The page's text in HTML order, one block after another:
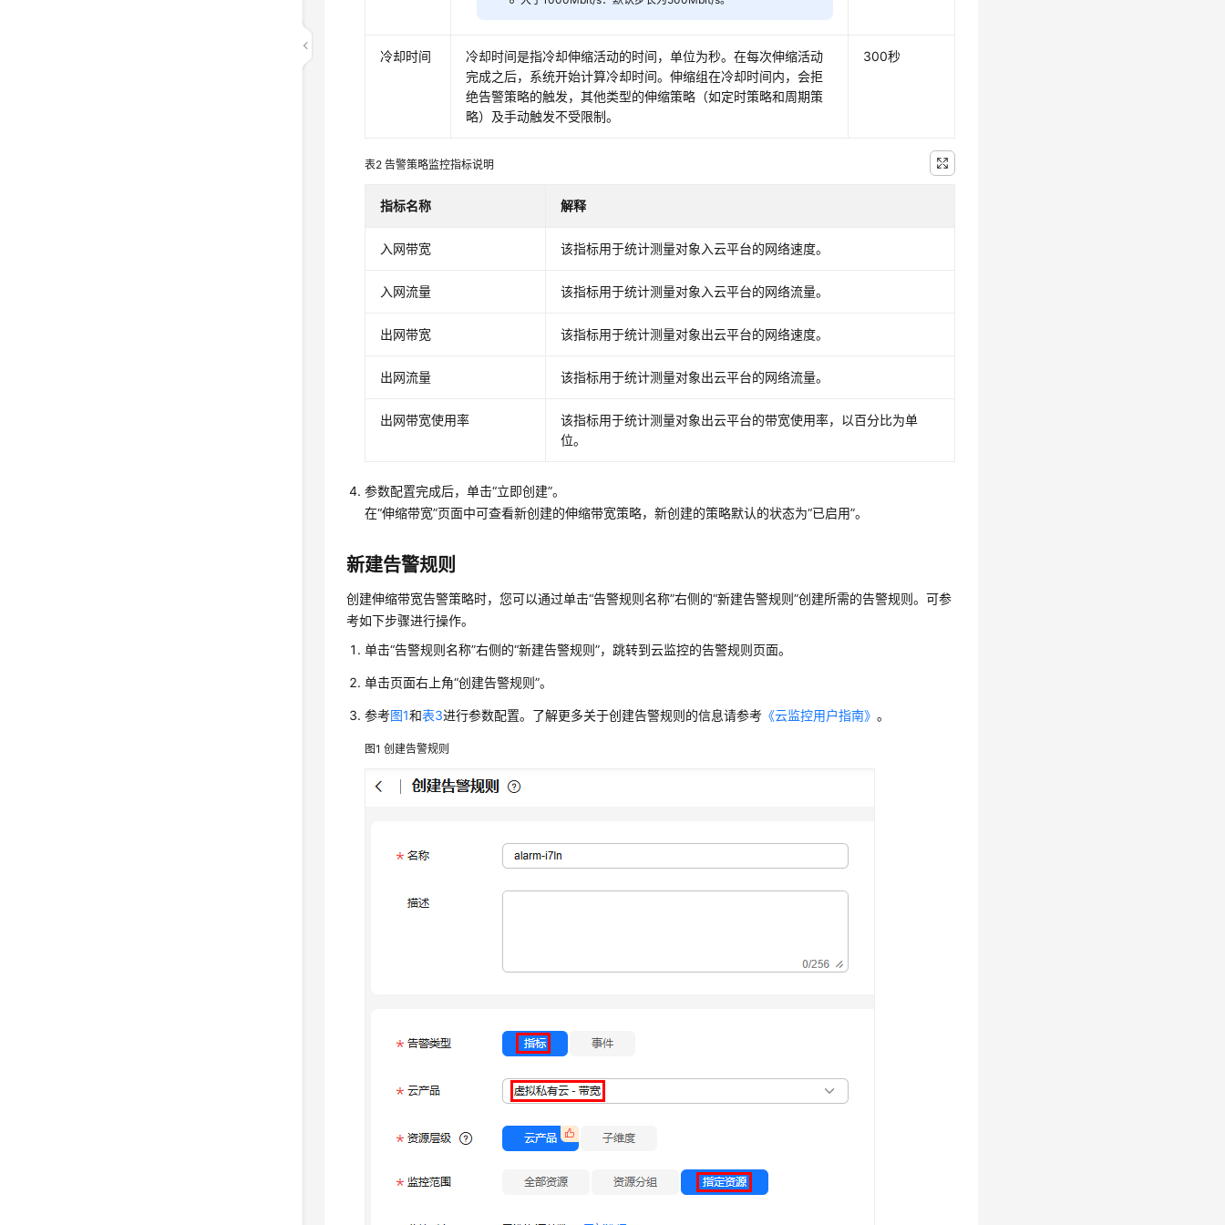
冷却时间
冷却时间是指冷却伸缩活动的时间，单位为秒。在每次伸缩活动
完成之后，系统开始计算冷却时间。伸缩组在冷却时间内，会拒
绝告警策略的触发，其他类型的伸缩策略（如定时策略和周期策
略）及手动触发不受限制。
300秒
表2告警策略监控指标说明
指标名称 解释
入网带宽 该指标用于统计测量对象入云平台的网络速度。
入网流量 该指标用于统计测量对象入云平台的网络流量。
出网带宽 该指标用于统计测量对象出云平台的网络速度。
出网流量 该指标用于统计测量对象出云平台的网络流量。
出网带宽使用率
该指标用于统计测量对象出云平台的带宽使用率，以百分比为单
位。
参数配置完成后，单击“立即创建”。
在“伸缩带宽”页面中可查看新创建的伸缩带宽策略，新创建的策略默认的状态为“已启用”。
新建告警规则
创建伸缩带宽告警策略时，您可以通过单击“告警规则名称”右侧的“新建告警规则”创建所需的告警规则。可参
考如下步骤进行操作。
单击“告警规则名称”右侧的“新建告警规则”，跳转到云监控的告警规则页面。
单击页面右上角“创建告警规则”。
参考图1和表3进行参数配置。了解更多关于创建告警规则的信息请参考 《云监控用户指南》。
图1创建告警规则